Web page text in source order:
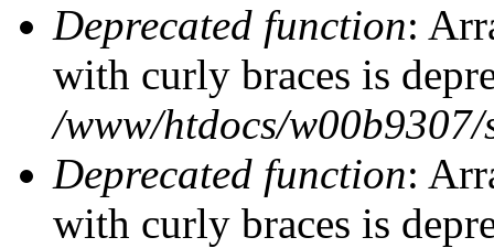
Deprecated function:
with curly braces is
/www/htdocs/
Deprecated function:
with curly braces is